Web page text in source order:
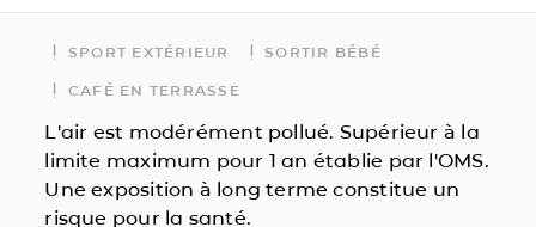
SPORT EXTÉRIEUR SORTIR BÉBÉ
CAFÉ EN TERRASSE
L'air est modérément pollué. Supérieur à la
limite maximum pour 1 an établie par l'OMS.
Une exposition à long terme constitue un
risque pour la santé.